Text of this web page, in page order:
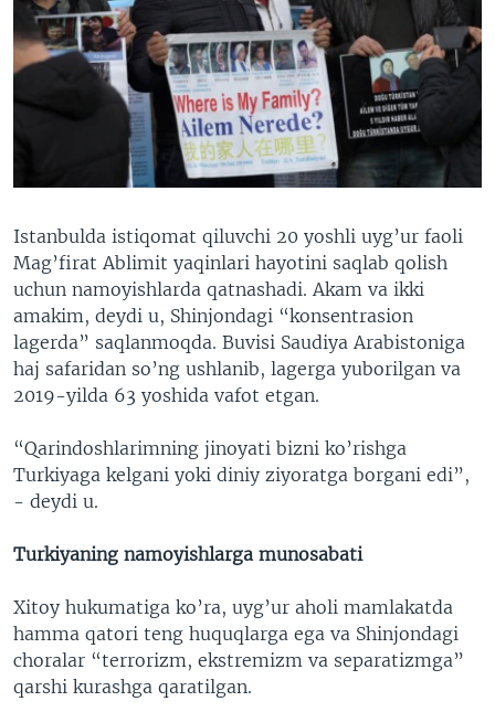
Istanbulda istiqomat qiluvchi 20 yoshli uyg’ur faoli
Mag’firat Ablimit yaqinlari hayotini saqlab qolish
uchun namoyishlarda qatnashadi. Akam va ikki
amakim, deydi u, Shinjondagi “konsentrasion
lagerda” saqlanmoqda. Buvisi Saudiya Arabistoniga
haj safaridan so’ng ushlanib, lagerga yuborilgan va
2019-yilda 63 yoshida vafot etgan.
“Qarindoshlarimning jinoyati bizni ko’rishga
Turkiyaga kelgani yoki diniy ziyoratga borgani edi”,
- deydi u.
Turkiyaning namoyishlarga munosabati
Xitoy hukumatiga ko’ra, uyg’ur aholi mamlakatda
hamma qatori teng huquqlarga ega va Shinjondagi
choralar “terrorizm, ekstremizm va separatizmga”
qarshi kurashga qaratilgan.